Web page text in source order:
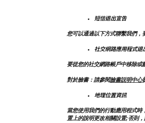
短信退出宣告
您可以通過以下方式聯繫我們，
社交網路應用程式退
要從您的社交網路帳戶中移除或
對於臉書：請參閱臉書説明中心
地理位置資訊
當您使用我們的行動應用程式
置上的說明更改相關設置;否則